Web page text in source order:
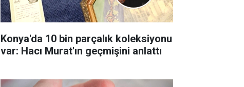
Konya'da 10 bin parçalık koleksiyonu
var: Hacı Murat'ın geçmişini anlattı